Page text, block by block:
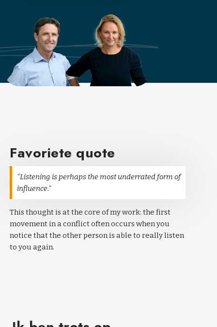
Favoriete quote
"Listening is perhaps the most underrated form of
influence."
This thought is at the core of my work: the first
movement in a conflict often occurs when you
notice that the other person is able to really listen
to you again.